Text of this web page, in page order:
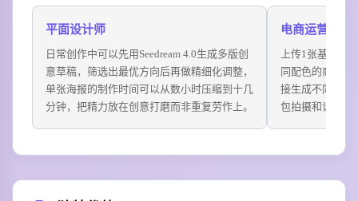
平面设计师
日常创作中可以先用Seedream 4.0生成多版创
意草稿，筛选出最优方向后再做精细化调整，
单张海报的制作时间可以从数小时压缩到十几
分钟，把精力放在创意打磨而非重复劳作上。
电商运营
上传1张基础产
同配色的商品主
接生成不同活动
包拍摄和设计的